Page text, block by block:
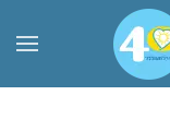
Skip to main